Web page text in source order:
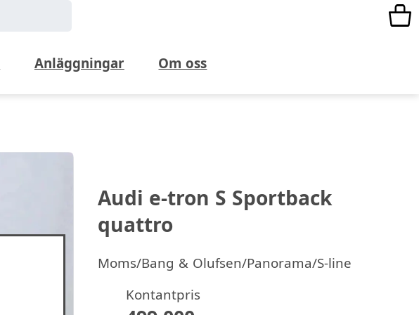
Anläggningar Om oss
Audi e-tron S Sportback
quattro
Moms/Bang & Olufsen/Panorama/S-line
Kontantpris